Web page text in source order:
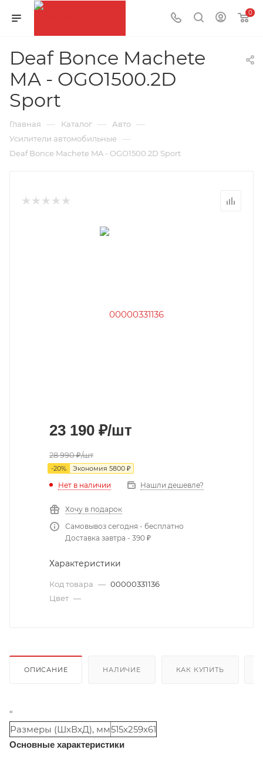
0
Deaf Bonce Machete
MA - OGO1500.2D
Sport
Главная — Каталог — Авто —
Усилители автомобильные —
Deaf Bonce Machete MA - OGO1500.2D Sport
23 190 ₽/шт
28 990₽/шт
-20% Экономия 5800 ₽
Нет в наличии Нашли дешевле?
Хочу в подарок
Самовывоз сегодня - бесплатно
Доставка завтра - 390 ₽
Характеристики
Код товара — 00000331136
Цвет —
ОПИСАНИЕ НАЛИЧИЕ КАК КУПИТЬ
"
Размеры (ШхВхД), мм515х259х61
Основные характеристики